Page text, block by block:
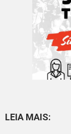
LEIA MAIS: